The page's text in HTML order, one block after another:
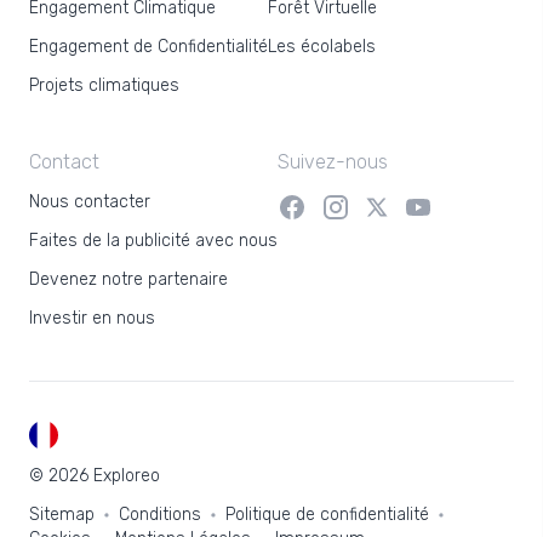
Engagement Climatique
Engagement de Confidentialité
Projets climatiques
Forêt Virtuelle
Les écolabels
Contact
Nous contacter
Faites de la publicité avec nous
Devenez notre partenaire
Investir en nous
Suivez-nous
© 2026 Exploreo
Sitemap
Conditions
Politique de confidentialité